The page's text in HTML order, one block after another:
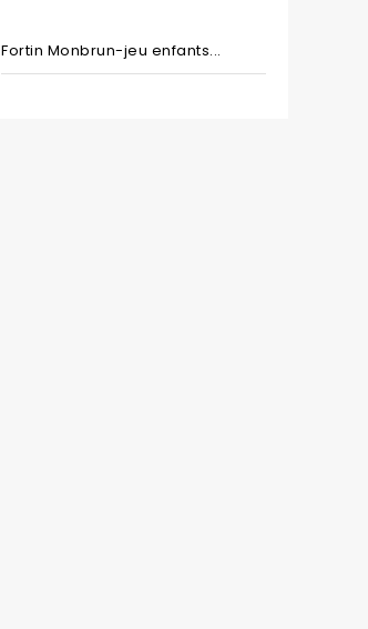
Fortin Monbrun-jeu enfants...